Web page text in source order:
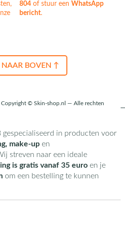
804 of stuur eenWhatsApp
bericht.
NAAR BOVEN ↑
Copyright © Skin-shop.nl — Alle rechten
gespecialiseerd in producten voor
make-upen
streven naar een ideale
is gratis vanaf 35 euroen je
om een bestelling te kunnen